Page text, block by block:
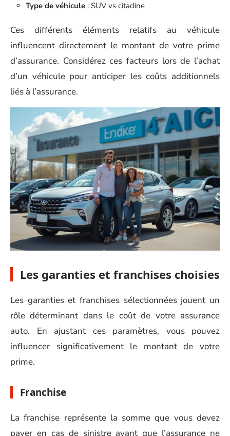
Type de véhicule : SUV vs citadine
Ces différents éléments relatifs au véhicule
influencent directement le montant de votre prime
d’assurance. Considérez ces facteurs lors de l’achat
d’un véhicule pour anticiper les coûts additionnels
liés à l’assurance.
Les garanties et franchises choisies
Les garanties et franchises sélectionnées jouent un
rôle déterminant dans le coût de votre assurance
auto. En ajustant ces paramètres, vous pouvez
influencer significativement le montant de votre
prime.
Franchise
La franchise représente la somme que vous devez
payer en cas de sinistre avant que l’assurance ne